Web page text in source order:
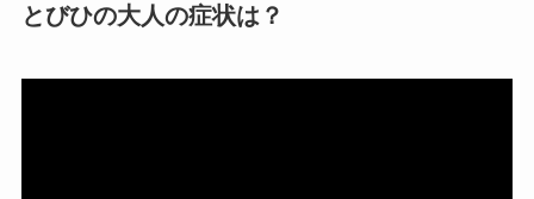
とびひの大人の症状は？